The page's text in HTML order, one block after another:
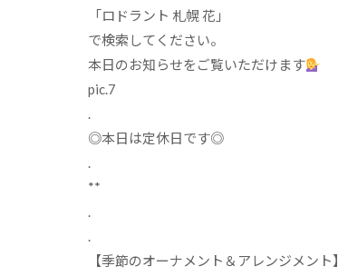
「ロドラント 札幌花」
で検索してください。
本日のお知らせをご覧いただけます
pic.7
.
◎本日は定休日です◎
.
**
.
.
【季節のオーナメント＆アレンジメント】